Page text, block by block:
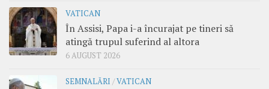
VATICAN
În Assisi, Papa i-a încurajat pe tineri să
atingă trupul suferind al altora
6 AUGUST 2026
SEMNALĂRI /VATICAN